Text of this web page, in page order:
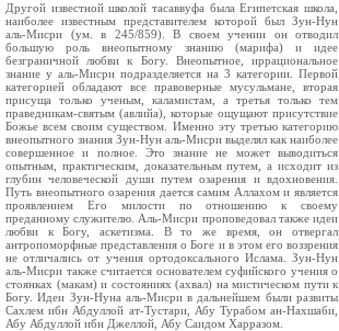
Другой известной школой тасаввуфа была Египетская школа,
наиболее известным представителем которой был Зун-Нун
аль-Мисри (ум. в 245/859). В своем учении он отводил
большую роль внеопытному знанию (марифа) и идее
безграничной любви к Богу. Внеопытное, иррациональное
знание у аль-Мисри подразделяется на 3 категории. Первой
категорией обладают все правоверные мусульмане, вторая
присуща только ученым, каламистам, а третья только тем
праведникам-святым (авлийа), которые ощущают присутствие
Божье всем своим существом. Именно эту третью категорию
внеопытного знания Зун-Нун аль-Мисри выделял как наиболее
совершенное и полное. Это знание не может выводиться
опытным, практическим, доказательным путем, а исходит из
глубин человеческой души путем озарения и вдохновения.
Путь внеопытного озарения дается самим Аллахом и является
проявлением Его милости по отношению к своему
преданному служителю. Аль-Мисри проповедовал также идеи
любви к Богу, аскетизма. В то же время, он отвергал
антропоморфные представления о Боге и в этом его воззрения
не отличались от учения ортодоксального Ислама. Зун-Нун
аль-Мисри также считается основателем суфийского учения о
стоянках (макам) и состояниях (ахвал) на мистическом пути к
Богу. Идеи Зун-Нуна аль-Мисри в дальнейшем были развиты
Сахлем ибн Абдуллой ат-Тустари, Абу Турабом ан-Нахшаби,
Абу Абдуллой ибн Джеллой, Абу Саидом Харразом.